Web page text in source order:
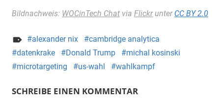
Bildnachweis: WOCinTech Chat via Flickrunter CC BY 2.0
alexander nix
cambridge analytica
datenkrake
Donald Trump
michal kosinski
microtargeting
us-wahl wahlkampf
SCHREIBE EINEN KOMMENTAR